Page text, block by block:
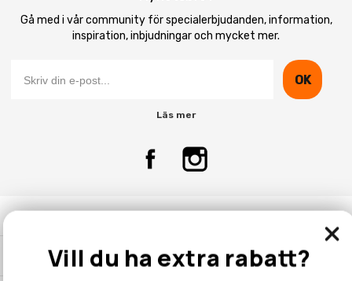
Gå med i vår community för specialerbjudanden, information,
inspiration, inbjudningar och mycket mer.
OK
Läs mer
Kontakta Oss
Kundtjänst
Vill du ha extra rabatt?